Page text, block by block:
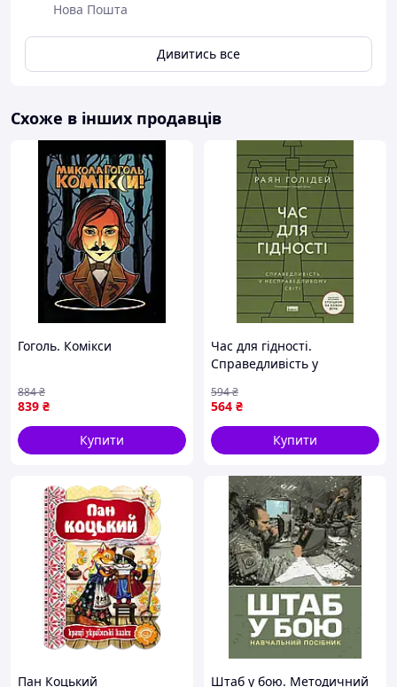
Нова Пошта
Дивитись все
Схоже в інших продавців
Гоголь. Комікси
839 ₴
884₴
Купити
Час для гідності.
Справедливість у
564 ₴
594₴
Купити
Пан Коцький Штаб у бою. Методичний